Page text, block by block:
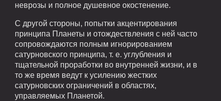
неврозы и полное душевное окостенение.
С другой стороны, попытки акцентирования
принципа Планеты и отождествления с ней часто
сопровождаются полным игнорированием
сатурновского принципа, т. е. углубления и
тщательной проработки во внутренней жизни, и в
то же время ведут к усилению жестких
сатурновских ограничений в областях,
управляемых Планетой.